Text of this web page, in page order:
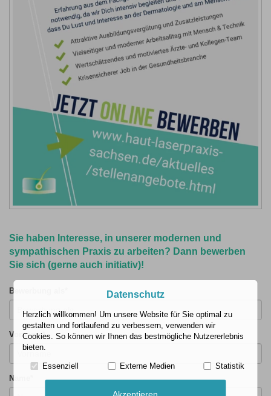
Sie haben Interesse, in unserer modernen und
sympathischen Praxis zu arbeiten? Dann bewerben
Sie sich (gerne auch initiativ)!
Bewerbung als
Vorname*
Name
Datenschutz
Herzlich willkommen! Um unsere Website für Sie optimal zu
gestalten und fortlaufend zu verbessern, verwenden wir
Cookies. So können wir Ihnen das bestmögliche Nutzererlebnis
bieten.
Essenziell Externe Medien Statistik